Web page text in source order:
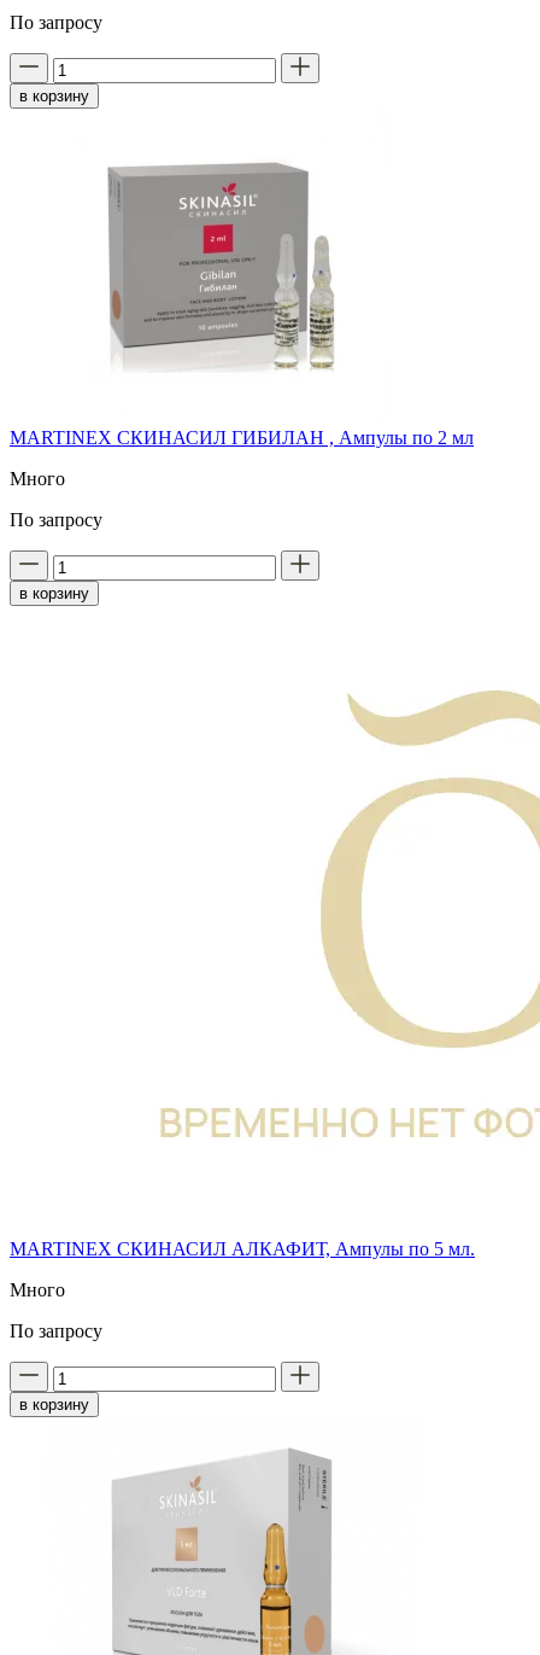
По запросу
в корзину
MARTINEX СКИНАСИЛ ГИБИЛАН , Ампулы по 2 мл
Много
По запросу
в корзину
MARTINEX СКИНАСИЛ АЛКАФИТ, Ампулы по 5 мл.
Много
По запросу
в корзину